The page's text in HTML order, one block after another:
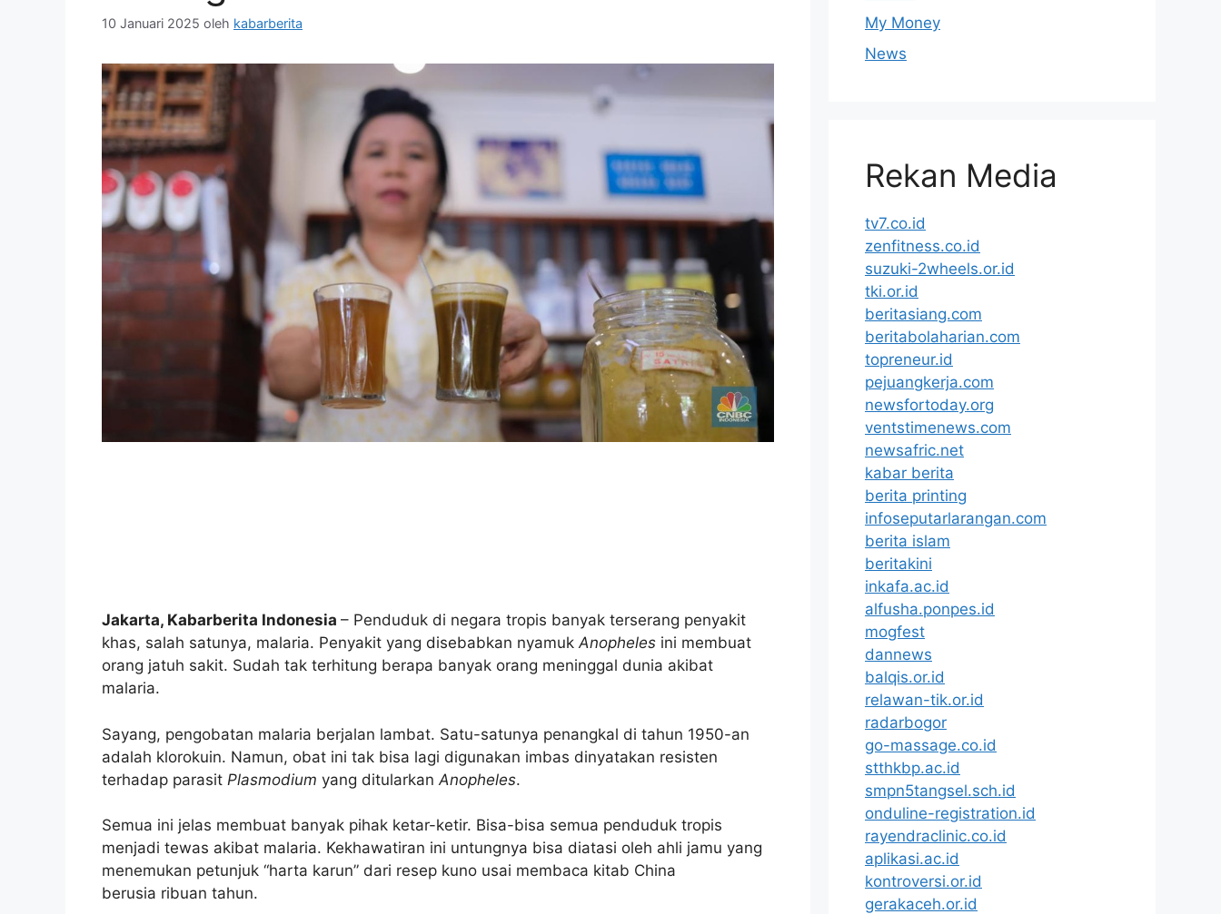
10 Januari 2025 oleh kabarberita
Jakarta, Kabarberita Indonesia – Penduduk di negara tropis banyak terserang penyakit
khas, salah satunya, malaria. Penyakit yang disebabkan nyamukAnopheles ini membuat
orang jatuh sakit. Sudah tak terhitung berapa banyak orang meninggal dunia akibat
malaria.
Sayang, pengobatan malaria berjalan lambat. Satu-satunya penangkal di tahun 1950-an
adalah klorokuin. Namun, obat ini tak bisa lagi digunakan imbas dinyatakan resisten
terhadap parasit Plasmodium yang ditularkan Anopheles.
Semua ini jelas membuat banyak pihak ketar-ketir. Bisa-bisa semua penduduk tropis
menjadi tewas akibat malaria. Kekhawatiran ini untungnya bisa diatasi oleh ahli jamu yang
menemukan petunjuk “harta karun” dari resep kuno usai membaca kitab China
berusia ribuan tahun.
My Money
News
Rekan Media
tv7.co.id
zenfitness.co.id
suzuki-2wheels.or.id
tki.or.id
beritasiang.com
beritabolaharian.com
topreneur.id
pejuangkerja.com
newsfortoday.org
ventstimenews.com
newsafric.net
kabar berita
berita printing
infoseputarlarangan.com
berita islam
beritakini
inkafa.ac.id
alfusha.ponpes.id
mogfest
dannews
balqis.or.id
relawan-tik.or.id
radarbogor
go-massage.co.id
stthkbp.ac.id
smpn5tangsel.sch.id
onduline-registration.id
rayendraclinic.co.id
aplikasi.ac.id
kontroversi.or.id
gerakaceh.or.id